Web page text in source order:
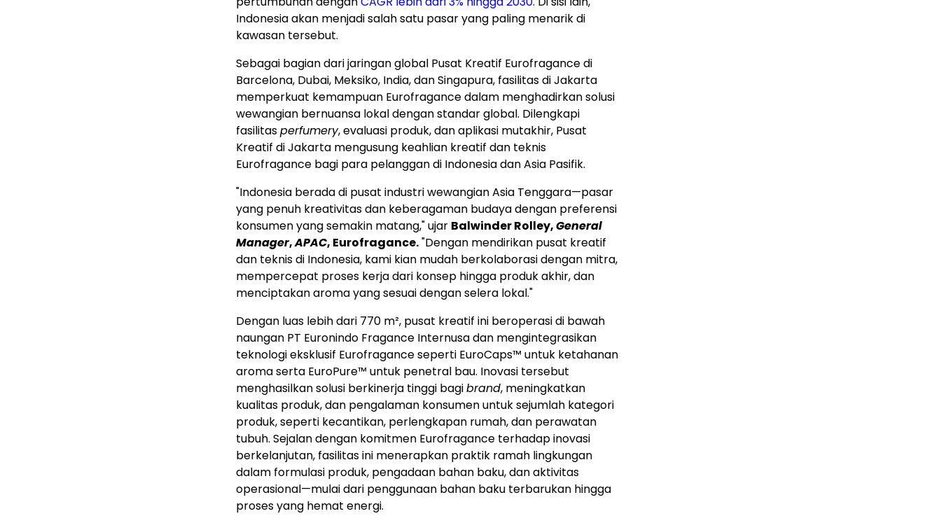
Indonesiaakan menjadi salah satu pasar yang paling menarik di
kawasan tersebut.
Sebagai bagian dari jaringan global Pusat Kreatif Eurofragance di
Barcelona, Dubai, Meksiko, India, dan Singapura, fasilitas diJakarta
memperkuat kemampuan Eurofragance dalam menghadirkan solusi
wewangian bernuansa lokal dengan standar global. Dilengkapi
fasilitasperfumery, evaluasi produk, dan aplikasi mutakhir, Pusat
Kreatif diJakarta mengusung keahlian kreatif dan teknis
Eurofragance bagi para pelanggan di Indonesiadan Asia Pasifik.
"Indonesia berada di pusat industri wewangian Asia Tenggara—pasar
yang penuh kreativitas dan keberagaman budaya dengan preferensi
konsumen yang semakin matang," ujar Balwinder Rolley,General
Manager,APAC, Eurofragance."Dengan mendirikan pusat kreatif
dan teknis di Indonesia, kami kian mudah berkolaborasi dengan mitra,
mempercepat proses kerja dari konsep hingga produk akhir, dan
menciptakan aroma yang sesuai dengan selera lokal."
Dengan luas lebih dari 770 m², pusat kreatif ini beroperasi di bawah
naungan PT Euronindo Fragance Internusa dan mengintegrasikan
teknologi eksklusif Eurofragance seperti EuroCaps™ untuk ketahanan
aroma serta EuroPure™ untuk penetral bau. Inovasi tersebut
menghasilkan solusi berkinerja tinggi bagibrand, meningkatkan
kualitas produk, dan pengalaman konsumen untuk sejumlah kategori
produk, seperti kecantikan, perlengkapan rumah, dan perawatan
tubuh. Sejalan dengan komitmen Eurofragance terhadap inovasi
berkelanjutan, fasilitas ini menerapkan praktik ramah lingkungan
dalam formulasi produk, pengadaan bahan baku, dan aktivitas
operasional—mulai dari penggunaan bahan baku terbarukan hingga
proses yang hemat energi.